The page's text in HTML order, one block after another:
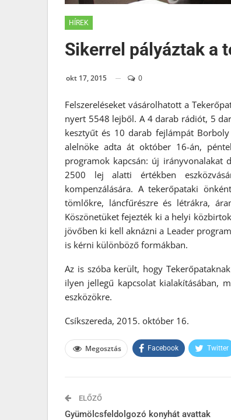
HÍREK
Sikerrel pályáztak a
okt 17, 2015 0
Felszereléseket vásárolhatott a
nyert 5548 lejből. A 4 darab rádiót, 5
kesztyűt és 10 darab fejlámpát
alelnöke adta át október 16-án,
programok kapcsán: új irányvonalakat
2500 lej alatti értékben
kompenzálására. A tekerőpataki
tömlőkre, láncfűrészre és
Köszönetüket fejezték ki a helyi
jövőben ki kell aknázni a Leader
is kérni különböző formákban.
Az is szóba került, hogy
ilyen jellegű kapcsolat kialakításában,
eszközökre.
Csíkszereda, 2015. október 16.
Megosztás Facebook Twitter
ELŐZŐ
Gyümölcsfeldolgozó konyhát avattak